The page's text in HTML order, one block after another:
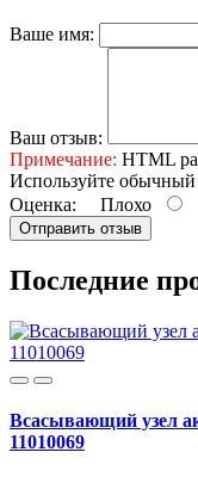
Ваше имя:
Ваш отзыв:
Примечание: HTML
Используйте обычный
Оценка: Плохо
Отправить отзыв
Последние
Всасывающий узел
11010069